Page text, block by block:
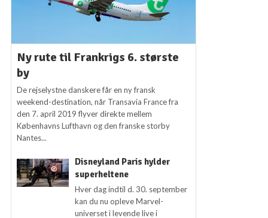
Ny rute til Frankrigs 6. største
by
De rejselystne danskere får en ny fransk
weekend-destination, når Transavia France fra
den 7. april 2019 flyver direkte mellem
Københavns Lufthavn og den franske storby
Nantes...
Disneyland Paris hylder
superheltene
Hver dag indtil d. 30. september
kan du nu opleve Marvel-
universet i levende live i